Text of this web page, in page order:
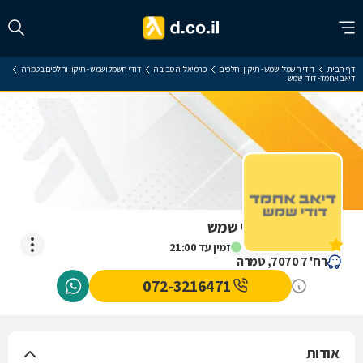
דף הבית דודי חשמל ושמש - תיקון וחלפים כרמיאל והסביבה דודי חשמל ושמש - תיקון וחלפים בטמרה
דיאב אחמד- דודי שמש
זמין עד 21:00
דיאב אחמד- דודי שמש
רח' 7 7070, טמרה
072-3216471
אודות